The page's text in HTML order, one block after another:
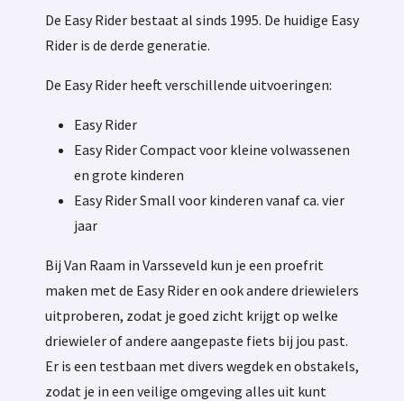
De Easy Rider bestaat al sinds 1995. De huidige Easy
Rider is de derde generatie.
De Easy Rider heeft verschillende uitvoeringen:
Easy Rider
Easy Rider Compact voor kleine volwassenen
en grote kinderen
Easy Rider Small voor kinderen vanaf ca. vier
jaar
Bij Van Raam in Varsseveld kun je een proefrit
maken met de Easy Rider en ook andere driewielers
uitproberen, zodat je goed zicht krijgt op welke
driewieler of andere aangepaste fiets bij jou past.
Er is een testbaan met divers wegdek en obstakels,
zodat je in een veilige omgeving alles uit kunt